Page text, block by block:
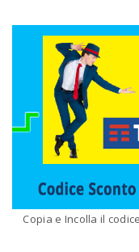
Copia e Incolla il